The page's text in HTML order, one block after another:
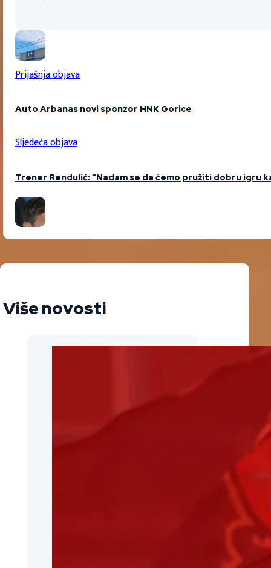
Prijašnja objava
Auto Arbanas novi sponzor HNK Gorice
Sljedeća objava
Trener Rendulić: “Nadam se da ćemo pružiti dobru igru
Više novosti